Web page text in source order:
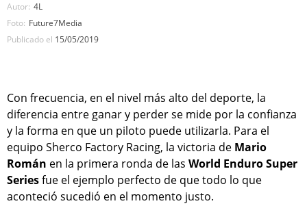
Autor: 4L
Foto: Future7Media
Publicado el 15/05/2019
Con frecuencia, en el nivel más alto del deporte, la
diferencia entre ganar y perder se mide por la confianza
y la forma en que un piloto puede utilizarla. Para el
equipo Sherco Factory Racing, la victoria de Mario
Román en la primera ronda de las World Enduro Super
Seriesfue el ejemplo perfecto de que todo lo que
aconteció sucedió en el momento justo.